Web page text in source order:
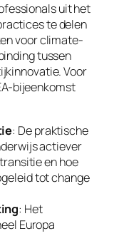
uit het
te delen
voor climate-
tussen
Voor
bijeenkomst
: De praktische
actiever
en hoe
totchange
: Het
Europa